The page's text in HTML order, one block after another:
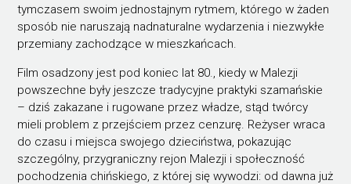
tymczasem swoim jednostajnym rytmem, którego w żaden
sposób nie naruszają nadnaturalne wydarzenia i niezwykłe
przemiany zachodzące w mieszkańcach.
Film osadzony jest pod koniec lat 80., kiedy w Malezji
powszechne były jeszcze tradycyjne praktyki szamańskie
– dziś zakazane i rugowane przez władze, stąd twórcy
mieli problem z przejściem przez cenzurę. Reżyser wraca
do czasu i miejsca swojego dzieciństwa, pokazując
szczególny, przygraniczny rejon Malezji i społeczność
pochodzenia chińskiego, z której się wywodzi: od dawna już